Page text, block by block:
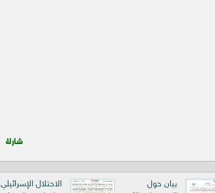
شارك
بيان حول
الاحتلال الإسرائيلي